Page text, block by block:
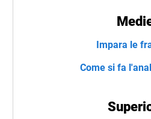
Impara le
Come si fa